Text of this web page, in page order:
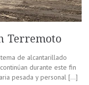
Terremoto
de alcantarillado
durante este fin
pesada y personal […]